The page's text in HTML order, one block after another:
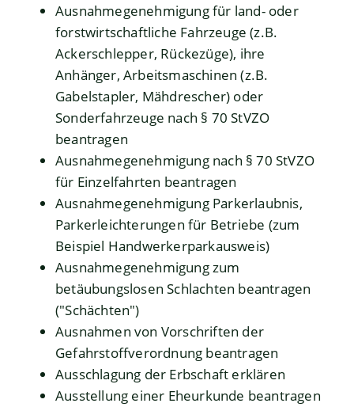
Ausnahmegenehmigung für land- oder
forstwirtschaftliche Fahrzeuge (z.B.
Ackerschlepper, Rückezüge), ihre
Anhänger, Arbeitsmaschinen (z.B.
Gabelstapler, Mähdrescher) oder
Sonderfahrzeuge nach § 70 StVZO
beantragen
Ausnahmegenehmigung nach § 70 StVZO
für Einzelfahrten beantragen
Ausnahmegenehmigung Parkerlaubnis,
Parkerleichterungen für Betriebe (zum
Beispiel Handwerkerparkausweis)
Ausnahmegenehmigung zum
betäubungslosen Schlachten beantragen
("Schächten")
Ausnahmen von Vorschriften der
Gefahrstoffverordnung beantragen
Ausschlagung der Erbschaft erklären
Ausstellung einer Eheurkunde beantragen